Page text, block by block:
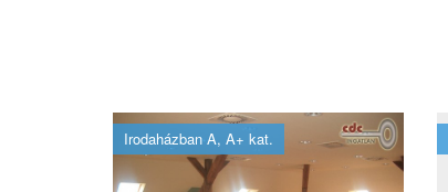
Irodaházban A, A+ kat.